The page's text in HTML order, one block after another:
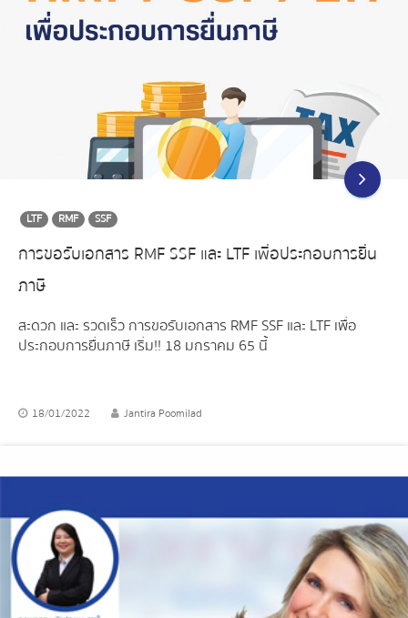
LTF RMF SSF
การขอรับเอกสาร RMF SSF และ LTF เพื่อประกอบการยื่น
ภาษี
สะดวก และ รวดเร็ว การขอรับเอกสาร RMF SSF และ LTF เพื่อ
ประกอบการยื่นภาษี เริ่ม!! 18 มกราคม 65 นี้
18/01/2022 Jantira Poomilad